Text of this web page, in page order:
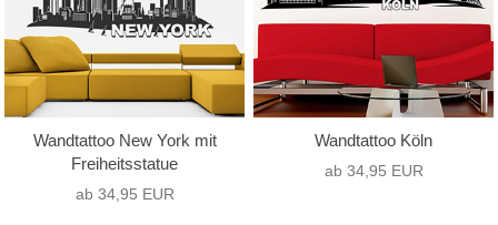
nur Motiv(0)
Text mit Motiv(50)
Querformat(50)
Quadrat(0)
Wandtattoo New York mit
Freiheitsstatue
ab 34,95 EUR
Wandtattoo Köln
ab 34,95 EUR